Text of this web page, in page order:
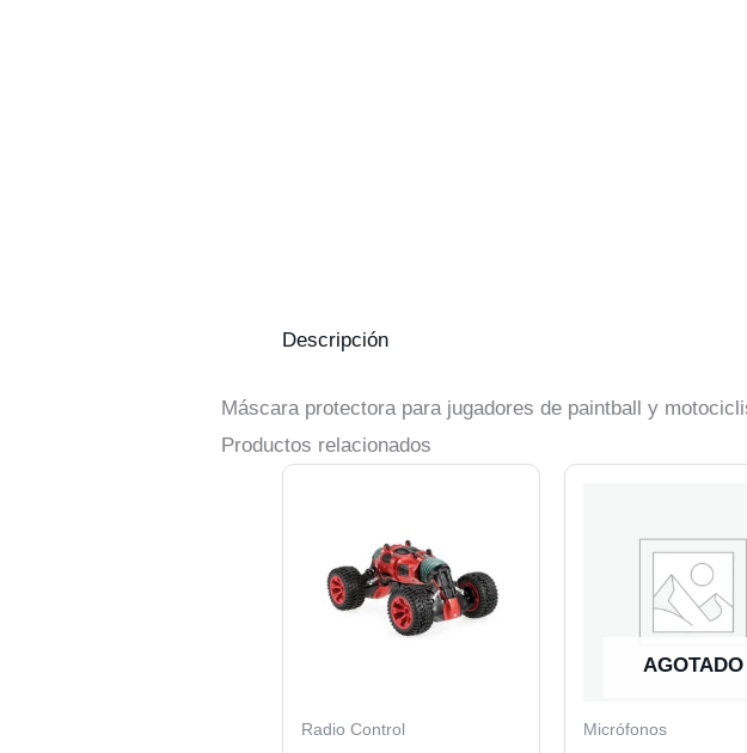
Descripción
Máscara protectora para jugadores de paintball y
Productos relacionados
Radio Control
AGOTADO
Micrófonos